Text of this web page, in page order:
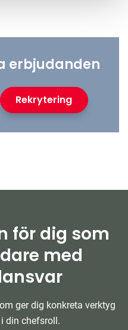
erbjudanden
Rekrytering
för dig som
med
ger dig konkreta verktyg
din chefsroll.